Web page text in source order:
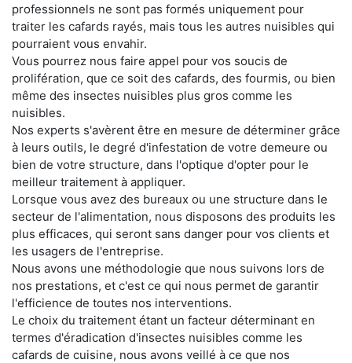
professionnels ne sont pas formés uniquement pour
traiter les cafards rayés, mais tous les autres nuisibles qui
pourraient vous envahir.
Vous pourrez nous faire appel pour vos soucis de
prolifération, que ce soit des cafards, des fourmis, ou bien
même des insectes nuisibles plus gros comme les
nuisibles.
Nos experts s'avèrent être en mesure de déterminer grâce
à leurs outils, le degré d'infestation de votre demeure ou
bien de votre structure, dans l'optique d'opter pour le
meilleur traitement à appliquer.
Lorsque vous avez des bureaux ou une structure dans le
secteur de l'alimentation, nous disposons des produits les
plus efficaces, qui seront sans danger pour vos clients et
les usagers de l'entreprise.
Nous avons une méthodologie que nous suivons lors de
nos prestations, et c'est ce qui nous permet de garantir
l'efficience de toutes nos interventions.
Le choix du traitement étant un facteur déterminant en
termes d'éradication d'insectes nuisibles comme les
cafards de cuisine, nous avons veillé à ce que nos